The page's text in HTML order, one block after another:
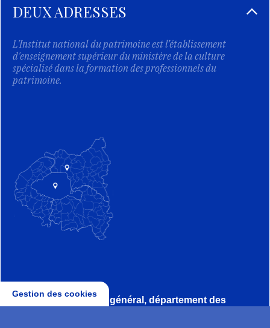
DEUX ADRESSES
L'Institut national du patrimoine est l’établissement
d'enseignement supérieur du ministère de la culture
spécialisé dans la formation des professionnels du
patrimoine.
Direction, secrétariat général, département des
Gestion des cookies